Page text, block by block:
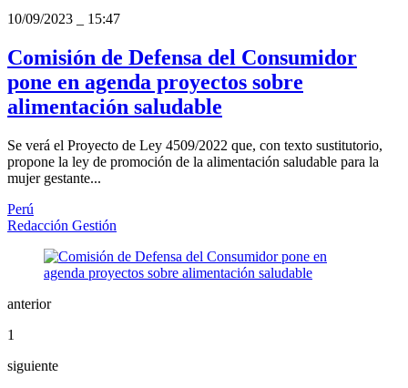
10/09/2023
15:47
Comisión de Defensa del Consumidor
pone en agenda proyectos sobre
alimentación saludable
Se verá el Proyecto de Ley 4509/2022 que, con texto sustitutorio,
propone la ley de promoción de la alimentación saludable para la
mujer gestante...
Perú
Redacción Gestión
anterior
1
siguiente